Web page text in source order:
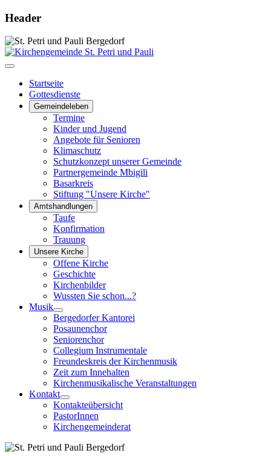
Header
Startseite
Gottesdienste
Gemeindeleben
Termine
Kinder und Jugend
Angebote für Senioren
Klimaschutz
Schutzkonzept unserer Gemeinde
Partnergemeinde Mbigili
Basarkreis
Stiftung "Unsere Kirche"
Amtshandlungen
Taufe
Konfirmation
Trauung
Unsere Kirche
Offene Kirche
Geschichte
Kirchenbilder
Wussten Sie schon...?
Musik
Bergedorfer Kantorei
Posaunenchor
Seniorenchor
Collegium Instrumentale
Freundeskreis der Kirchenmusik
Zeit zum Innehalten
Kirchenmusikalische Veranstaltungen
Kontakt
Kontakteübersicht
PastorInnen
Kirchengemeinderat